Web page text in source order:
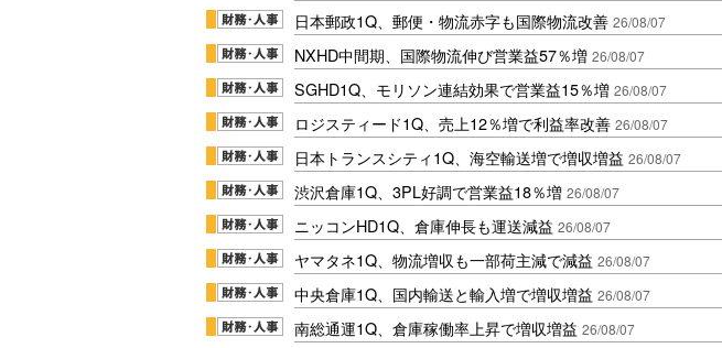
日本郵政1Q、郵便・物流赤字も国際物流改善 26/08/07
NXHD中間期、国際物流伸び営業益57％増 26/08/07
SGHD1Q、モリソン連結効果で営業益15％増 26/08/07
ロジスティード1Q、売上12％増で利益率改善 26/08/07
日本トランスシティ1Q、海空輸送増で増収増益 26/08/07
渋沢倉庫1Q、3PL好調で営業益18％増 26/08/07
ニッコンHD1Q、倉庫伸長も運送減益 26/08/07
ヤマタネ1Q、物流増収も一部荷主減で減益 26/08/07
中央倉庫1Q、国内輸送と輸入増で増収増益 26/08/07
南総通運1Q、倉庫稼働率上昇で増収増益 26/08/07